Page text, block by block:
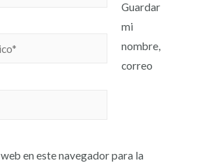
Guardar
mi
nombre,
correo
en este navegador para la